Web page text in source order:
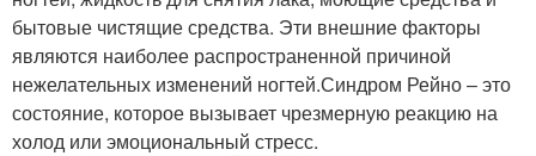
бытовые чистящие средства. Эти внешние факторы
являются наиболее распространенной причиной
нежелательных изменений ногтей.Синдром Рейно – это
состояние, которое вызывает чрезмерную реакцию на
холод или эмоциональный стресс.